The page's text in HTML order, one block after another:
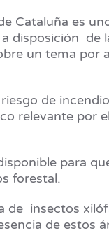
Cataluña es
disposición de
un tema por
de
relevante por
para
forestal.
de insectos
de estos